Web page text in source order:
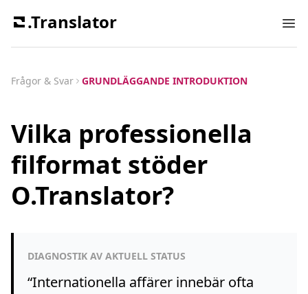
.Translator
Frågor & Svar GRUNDLÄGGANDE INTRODUKTION
Vilka professionella
filformat stöder
O.Translator?
DIAGNOSTIK AV AKTUELL STATUS
“Internationella affärer innebär ofta